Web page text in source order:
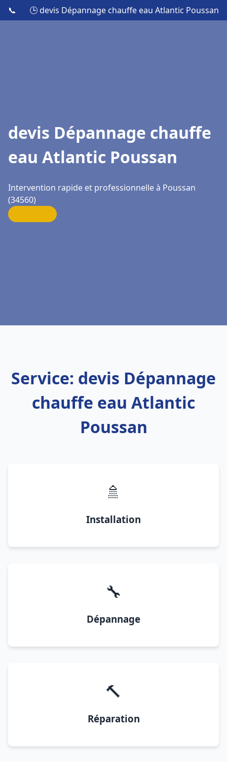
📞 🕒 devis Dépannage chauffe eau Atlantic Poussan
devis Dépannage chauffe
eau Atlantic Poussan
Intervention rapide et professionnelle à Poussan
(34560)
Service: devis Dépannage
chauffe eau Atlantic
Poussan
🚿
Installation
🔧
Dépannage
🔨
Réparation